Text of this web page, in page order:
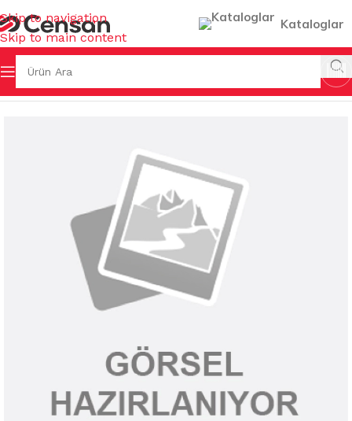
Skip to navigation
Skip to main content
Kataloglar
EŞYALARI SAKLAMA KUTULARI & BAKLİYAT KOVALARI